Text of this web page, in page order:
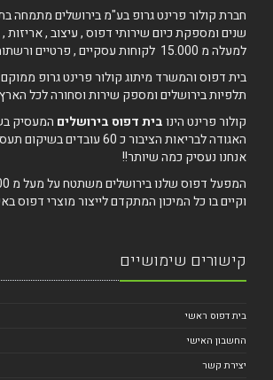
שנים ומספקת כיום שירותי דפוס , עיצוב , אריזות ,
למעלה מ 15.000 לקוחות עסקיים , פרטיים ורשתות בפריסה ארצית .
בית דפוס והמשרד מיתוג קולור פרינט גרופ
תלפיות בירושלים ומספק שירות וסחורה לכל
קולור פרינט הינובית דפוס בירושלים המעסיק
האגודה לבריאות הציבור כ 60
אנחנו נעסיק כמה שיותר!!
וקיים בו כל המיכון המתקדם לייצור מוצרי דפוס
קישורים שימושיים
בית דפוס ראשי
החשבון האישי
יצירת קשר